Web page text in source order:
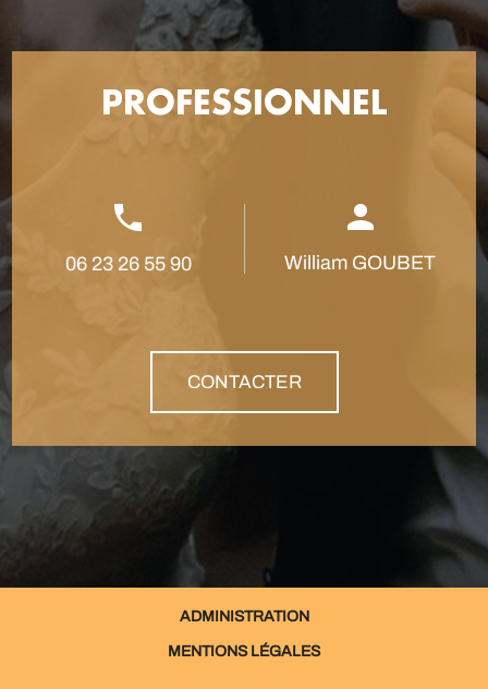
PROFESSIONNEL
06 23 26 55 90 William GOUBET
CONTACTER
ADMINISTRATION
MENTIONS LÉGALES